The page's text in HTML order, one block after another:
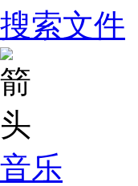
搜索文件
音乐